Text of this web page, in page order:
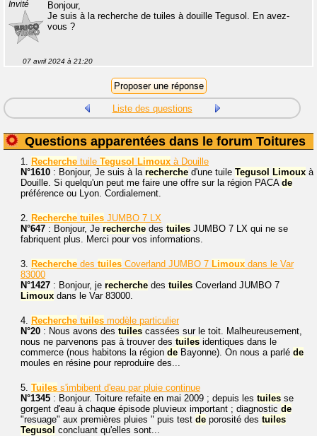
Invité
Bonjour,
Je suis à la recherche de tuiles à douille Tegusol. En avez-
vous ?
07 avril 2024 à 21:20
Liste des questions
Questions apparentées dans le forum Toitures
1. Recherche tuile Tegusol Limoux à Douille
N°1610 : Bonjour, Je suis à la recherche d'une tuile Tegusol Limoux à
Douille. Si quelqu'un peut me faire une offre sur la région PACA de
préférence ou Lyon. Cordialement.
2. Recherche tuiles JUMBO 7 LX
N°647 : Bonjour, Je recherche des tuiles JUMBO 7 LX qui ne se
fabriquent plus. Merci pour vos informations.
3. Recherche des tuiles Coverland JUMBO 7 Limoux dans le Var
83000
N°1427 : Bonjour, je recherche des tuiles Coverland JUMBO 7
Limoux dans le Var 83000.
4. Recherche tuiles modèle particulier
N°20 : Nous avons des tuiles cassées sur le toit. Malheureusement,
nous ne parvenons pas à trouver des tuiles identiques dans le
commerce (nous habitons la région de Bayonne). On nous a parlé de
moules en résine pour reproduire des...
5. Tuiles s'imbibent d'eau par pluie continue
N°1345 : Bonjour. Toiture refaite en mai 2009 ; depuis les tuiles se
gorgent d'eau à chaque épisode pluvieux important ; diagnostic de
"resuage" aux premières pluies " puis test de porosité des tuiles
Tegusol concluant qu'elles sont...